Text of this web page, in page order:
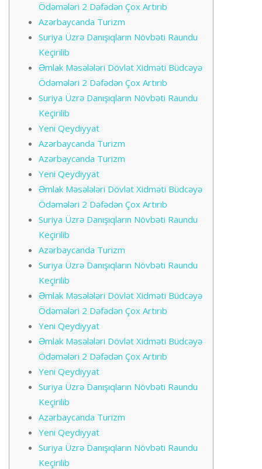
Ödəmələri 2 Dəfədən Çox Artırıb
Azərbaycanda Turizm
Suriya Üzrə Danışıqların Növbəti Raundu
Keçirilib
Əmlak Məsələləri Dövlət Xidməti Büdcəyə
Ödəmələri 2 Dəfədən Çox Artırıb
Suriya Üzrə Danışıqların Növbəti Raundu
Keçirilib
Yeni Qeydiyyat
Azərbaycanda Turizm
Azərbaycanda Turizm
Yeni Qeydiyyat
Əmlak Məsələləri Dövlət Xidməti Büdcəyə
Ödəmələri 2 Dəfədən Çox Artırıb
Suriya Üzrə Danışıqların Növbəti Raundu
Keçirilib
Azərbaycanda Turizm
Suriya Üzrə Danışıqların Növbəti Raundu
Keçirilib
Əmlak Məsələləri Dövlət Xidməti Büdcəyə
Ödəmələri 2 Dəfədən Çox Artırıb
Yeni Qeydiyyat
Əmlak Məsələləri Dövlət Xidməti Büdcəyə
Ödəmələri 2 Dəfədən Çox Artırıb
Yeni Qeydiyyat
Suriya Üzrə Danışıqların Növbəti Raundu
Keçirilib
Azərbaycanda Turizm
Yeni Qeydiyyat
Suriya Üzrə Danışıqların Növbəti Raundu
Keçirilib